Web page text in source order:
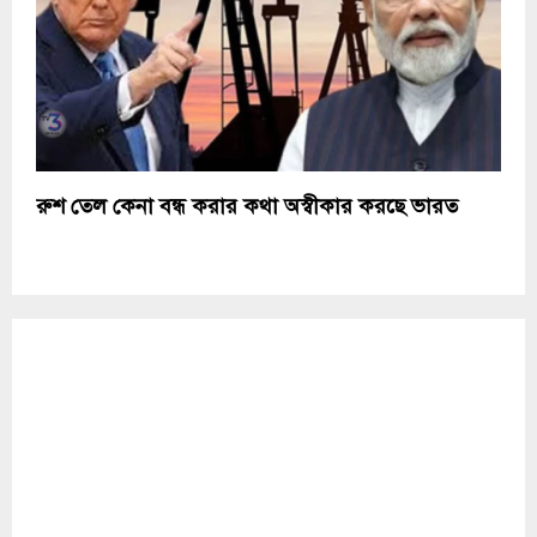
রুশ তেল কেনা বন্ধ করার কথা অস্বীকার করছে ভারত